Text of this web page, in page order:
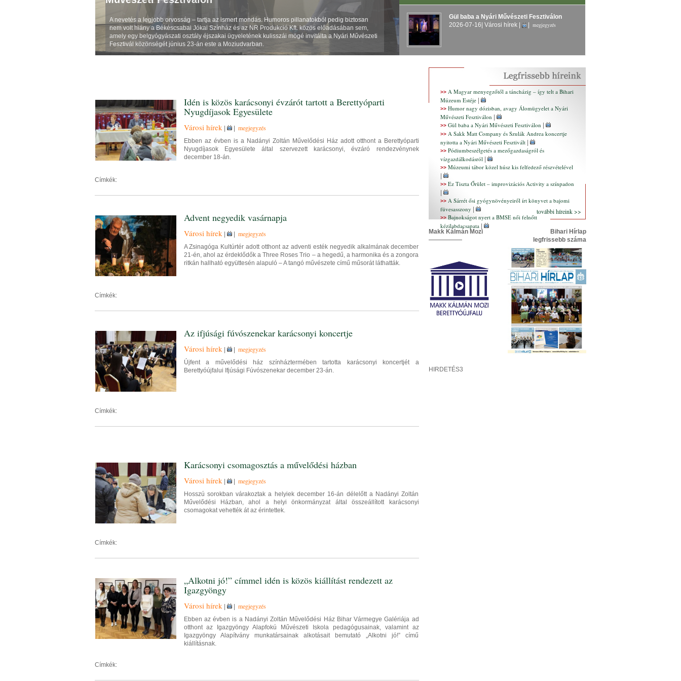
A nevetés a legjobb orvosság – tartja az ismert mondás. Humoros pillanatokból pedig biztosan
nem volt hiány a Békéscsabai Jókai Színház és az NR Produkció Kft. közös előadásában sem,
amely egy belgyógyászati osztály éjszakai ügyeletének kulisszái mögé invitálta a Nyári Művészeti
Fesztivál közönségét június 23-án este a Moziudvarban.
Gül baba a Nyári Művészeti Fesztiválon
2026-07-16 | Városi hírek | megjegyzés
Idén is közös karácsonyi évzárót tartott a Berettyóparti
Nyugdíjasok Egyesülete
Városi hírek| | megjegyzés
Ebben az évben is a Nadányi Zoltán Művelődési Ház adott otthont a Berettyóparti
Nyugdíjasok Egyesülete által szervezett karácsonyi, évzáró rendezvénynek
december 18-án.
Címkék:
Advent negyedik vasárnapja
Városi hírek| | megjegyzés
A Zsinagóga Kultúrtér adott otthont az adventi esték negyedik alkalmának december
21-én, ahol az érdeklődők a Three Roses Trio – a hegedű, a harmonika és a zongora
ritkán hallható együttesén alapuló – A tangó művészete című műsorát láthatták.
Címkék:
Az ifjúsági fúvószenekar karácsonyi koncertje
Városi hírek| | megjegyzés
Újfent a művelődési ház színháztermében tartotta karácsonyi koncertjét a
Berettyóújfalui Ifjúsági Fúvószenekar december 23-án.
Címkék:
Karácsonyi csomagosztás a művelődési házban
Városi hírek| | megjegyzés
Hosszú sorokban várakoztak a helyiek december 16-án délelőtt a Nadányi Zoltán
Művelődési Házban, ahol a helyi önkormányzat által összeállított karácsonyi
csomagokat vehették át az érintettek.
Címkék:
„Alkotni jó!” címmel idén is közös kiállítást rendezett az
Igazgyöngy
Városi hírek| | megjegyzés
Ebben az évben is a Nadányi Zoltán Művelődési Ház Bihar Vármegye Galériája ad
otthont az Igazgyöngy Alapfokú Művészeti Iskola pedagógusainak, valamint az
Igazgyöngy Alapítvány munkatársainak alkotásait bemutató „Alkotni jó!” című
kiállításnak.
Címkék:
>> A Magyar menyegzőtől a táncházig – így telt a Bihari
Múzeum Estéje
>> Humor nagy dózisban, avagy Álomügyelet a Nyári
Művészeti Fesztiválon
>> Gül baba a Nyári Művészeti Fesztiválon
>> A Sakk Matt Company és Szulák Andrea koncertje
nyitotta a Nyári Művészeti Fesztivált
>> Pódiumbeszélgetés a mezőgazdaságról és
vízgazdálkodásról
>> Múzeumi tábor közel húsz kis felfedező részvételével
>> Ez Tiszta Őrület – improvizációs Activity a színpadon
>> A Sárrét ősi gyógynövényeiről írt könyvet a bajomi
füvesasszony
>> Bajnokságot nyert a BMSE női felnőtt
kézilabdacsapata
további híreink >>
Makk Kálmán Mozi
Bihari Hírlap
legfrissebb száma
HIRDETÉS3